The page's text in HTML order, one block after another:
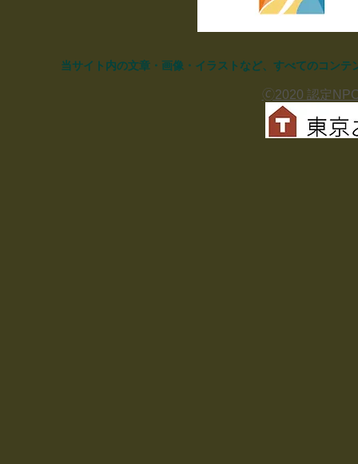
当サイト内の文章・画像・イラストなど、すべてのコン
🄫2020 認定